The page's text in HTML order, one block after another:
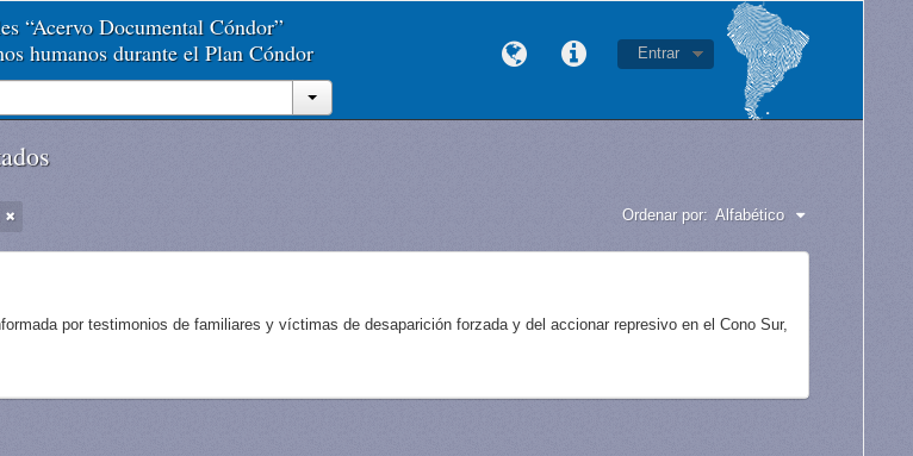
“Acervo Documental Cóndor”
humanos durante el Plan Cóndor
Entrar
Ordenar por: Alfabético
por testimonios de familiares y víctimas de desaparición forzada y del accionar represivo en el Cono Sur,